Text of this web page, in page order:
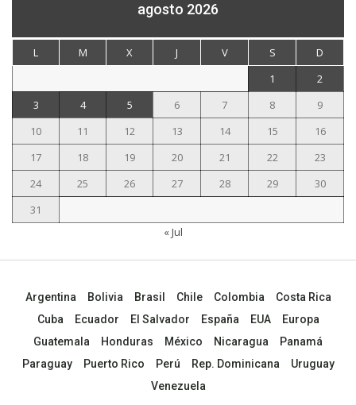
agosto 2026
L M X J V S
D
1
2
3
4 5 6 7 8
9
10
11 12 13 14 15
16
17
18 19 20 21 22
23
24
25 26 27 28 29
30
31
« Jul
Argentina Bolivia Brasil Chile Colombia
Costa Rica
Cuba
Ecuador El Salvador España EUA
Europa
Guatemala
Honduras México Nicaragua
Panamá
Paraguay
Puerto Rico Perú Rep. Dominicana
Uruguay
Venezuela